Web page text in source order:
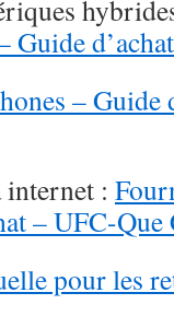
Guide
– Guide
internet :
– UFC-
pour les